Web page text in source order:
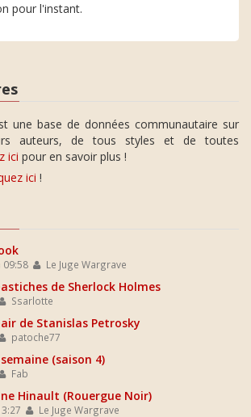
pour l'instant.
une base de données communautaire sur
auteurs, de tous styles et de toutes
ici pour en savoir plus !
ici !
09:58 Le Juge Wargrave
de Sherlock Holmes
Ssarlotte
de Stanislas Petrosky
patoche77
(saison 4)
Fab
Hinault (Rouergue Noir)
Le Juge Wargrave